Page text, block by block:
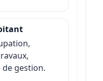
gestion.